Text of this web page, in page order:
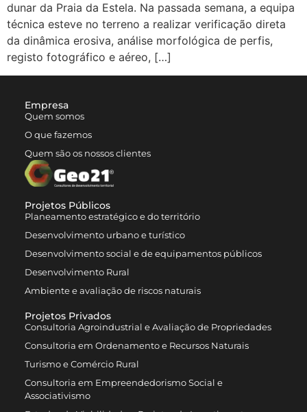
dunar da Praia da Estela. Na passada semana, a equipa
técnica esteve no terreno a realizar verificação direta
da dinâmica erosiva, análise morfológica de perfis,
registo fotográfico e aéreo, […]
Empresa
Quem somos
O que fazemos
Quem são os nossos clientes
Projetos Públicos
Planeamento estratégico e do território
Desenvolvimento urbano e turístico
Desenvolvimento social e de equipamentos públicos
Desenvolvimento Rural
Ambiente e avaliação de riscos naturais
Projetos Privados
Consultoria Agroindustrial e Avaliação de Propriedades
Consultoria em Ordenamento e Recursos Naturais
Turismo e Comércio Rural
Consultoria em Empreendedorismo Social e
Associativismo